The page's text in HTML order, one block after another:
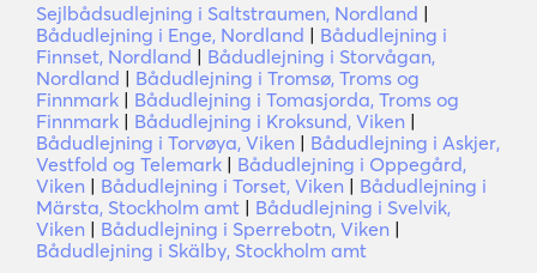
Sejlbådsudlejning i Saltstraumen, Nordland |
Bådudlejning i Enge, Nordland | Bådudlejning i
Finnset, Nordland | Bådudlejning i Storvågan,
Nordland | Bådudlejning i Tromsø, Troms og
Finnmark | Bådudlejning i Tomasjorda, Troms og
Finnmark | Bådudlejning i Kroksund, Viken |
Bådudlejning i Torvøya, Viken | Bådudlejning i Askjer,
Vestfold og Telemark | Bådudlejning i Oppegård,
Viken | Bådudlejning i Torset, Viken | Bådudlejning i
Märsta, Stockholm amt | Bådudlejning i Svelvik,
Viken | Bådudlejning i Sperrebotn, Viken |
Bådudlejning i Skälby, Stockholm amt